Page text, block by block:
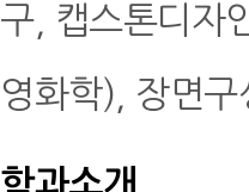
구, 캡스톤디자
영화학), 장면구
학과소개